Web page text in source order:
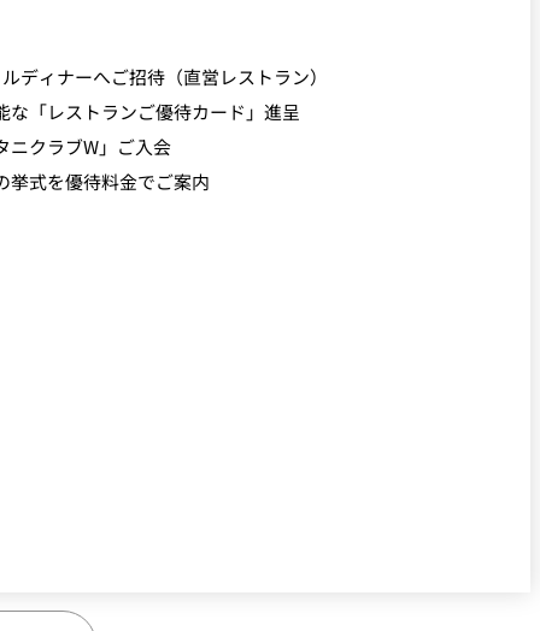
ディナーへご招待（直営レストラン）
「レストランご優待カード」進呈
ニクラブW」ご入会
挙式を優待料金でご案内